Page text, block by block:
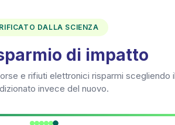
DALLA SCIENZA
di impatto
e rifiuti elettronici risparmi scegliendo il
invece del nuovo.